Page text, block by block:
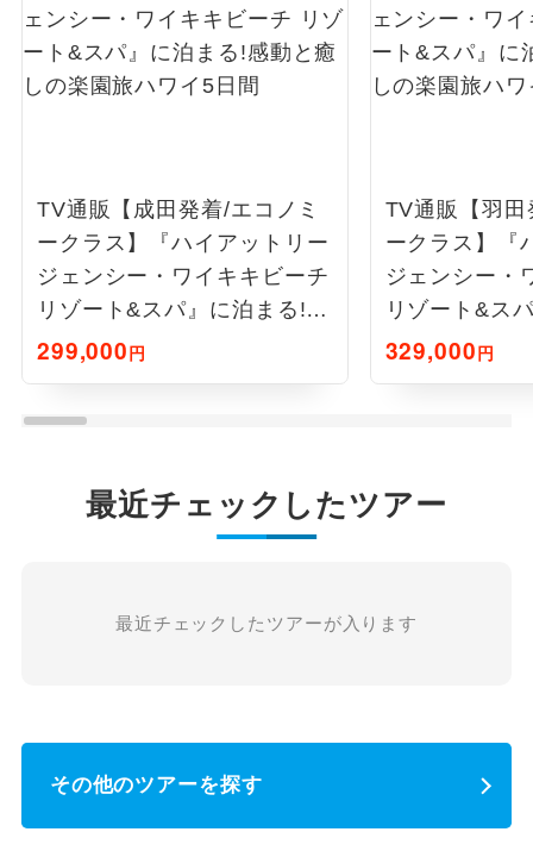
TV通販【成田発着/エコノミ
ークラス】『ハイアットリー
ジェンシー・ワイキキビーチ
リゾート&スパ』に泊まる!感
動と癒しの楽園旅ハワイ5日
299,000円
TV通販【羽
ークラス】『
ジェンシー・
リゾート&ス
動と癒しの楽
329,000円
最近チェックしたツアー
最近チェックしたツアーが入ります
その他のツアーを探す